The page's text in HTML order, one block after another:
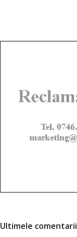
Ultimele comentarii